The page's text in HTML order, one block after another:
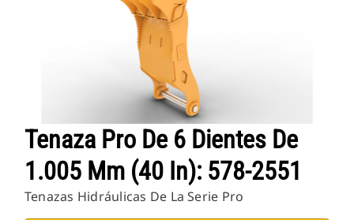
Tenaza Pro De 6 Dientes De
1.005 Mm (40 In): 578-2551
Tenazas Hidráulicas De La Serie Pro